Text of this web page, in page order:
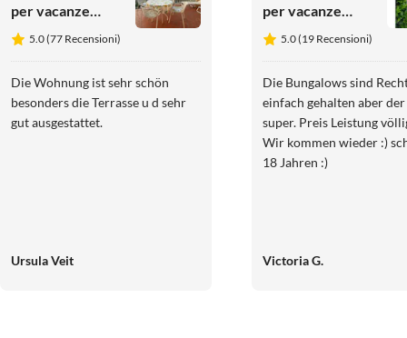
per vacanze
Casa Merlo
5.0 (77 Recensioni)
Die Wohnung ist sehr schön
besonders die Terrasse u d sehr
gut ausgestattet.
Ursula Veit
per vacanze
Tivoli5.0 (19 Recensioni)
Die Bungalows sind
einfach gehalten aber
super. Preis Leistung
Wir kommen wieder :)
18 Jahren :)
Victoria G.